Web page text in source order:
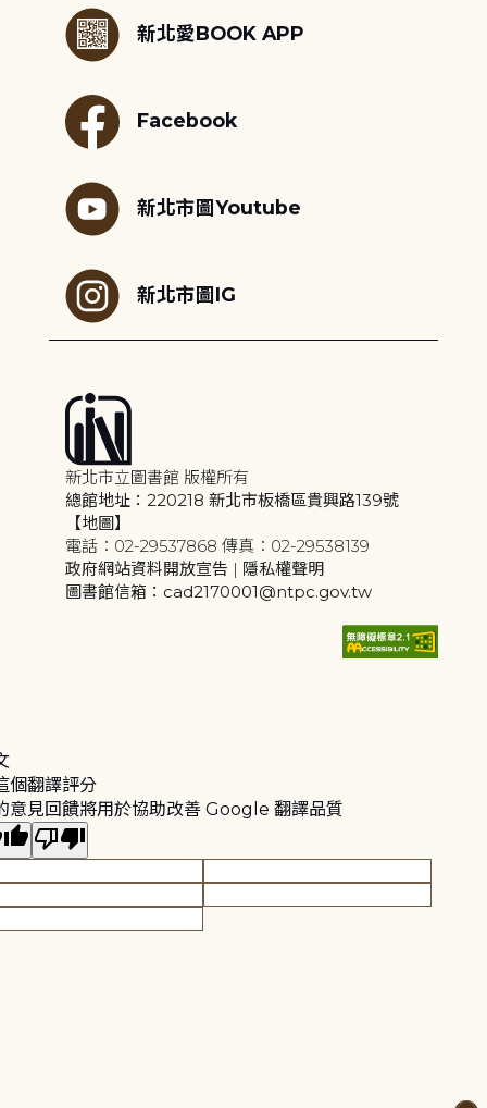
新北愛BOOK APP
Facebook
新北市圖Youtube
新北市圖IG
新北市立圖書館 版權所有
總館地址：220218 新北市板橋區貴興路139號
【地圖】
電話：02-29537868 傳真：02-29538139
政府網站資料開放宣告 | 隱私權聲明
圖書館信箱：cad2170001@ntpc.gov.tw
個翻譯評分
意見回饋將用於協助改善 Google 翻譯品質